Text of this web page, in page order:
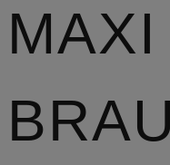
MAXI